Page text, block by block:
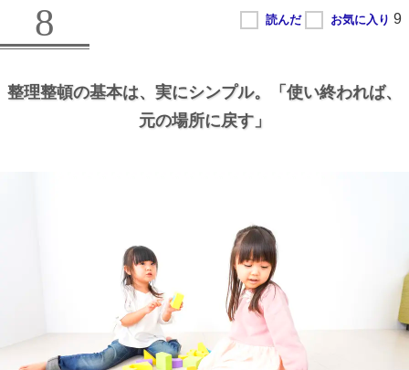
8
整理整頓の基本は、 実にシンプル。
「使い終われば、
元の場所に戻す」